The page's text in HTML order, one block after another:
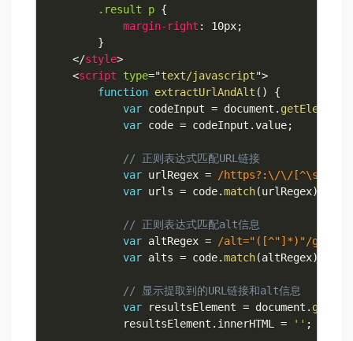
.result p {
margin-right : 10px;
}
</style>
<script type="text/javascript">
function extractUrlAndAlt ( )
{
var codeInput = document .
var code = codeInput .value;
// 正则表达式匹配URL链接
var urlRegex = /https?:\/\/[^\s/
var urls = code.match(urlRegex)
// 正则表达式匹配alt信息
var altRegex = /alt="([^"]*)"/gi
var alts = code.match(altRegex)
// 显示提取到的URL链接和alt信息
var resultsElement = document .
            resultsElement
. innerHTML = '' ;